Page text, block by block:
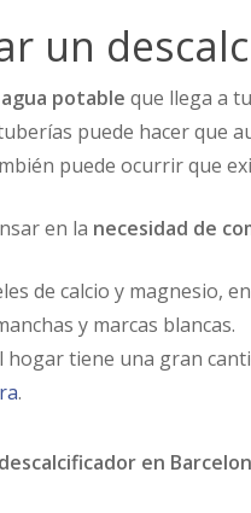
un
agua potable que llega a
puede hacer que
puede ocurrir que
en la necesidad de
de calcio y magnesio,
y marcas blancas.
tiene una gran
.
en